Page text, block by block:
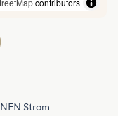
Strom.